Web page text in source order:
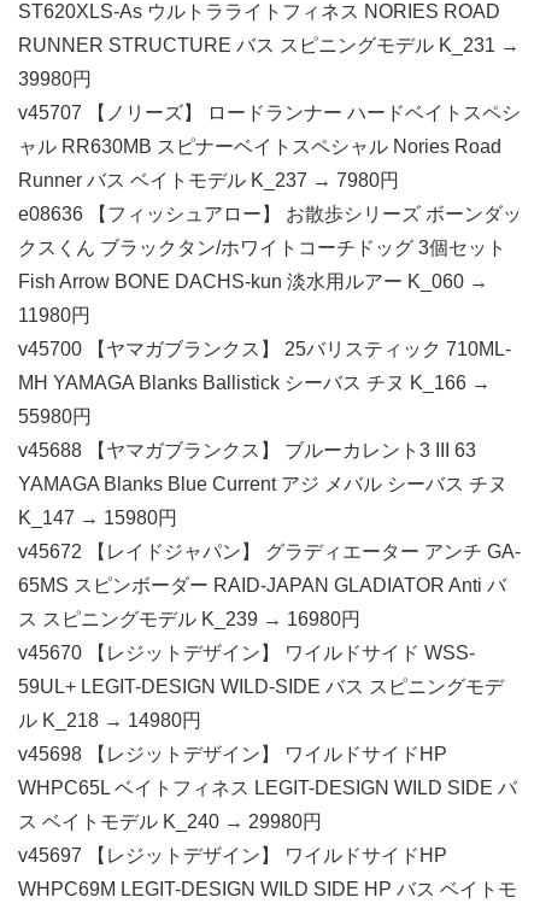
ST620XLS-As ウルトラライトフィネス NORIES ROAD
RUNNER STRUCTURE バス スピニングモデル K_231 →
39980円
v45707 【ノリーズ】 ロードランナー ハードベイトスペシ
ャル RR630MB スピナーベイトスペシャル Nories Road
Runner バス ベイトモデル K_237 → 7980円
e08636 【フィッシュアロー】 お散歩シリーズ ボーンダッ
クスくん ブラックタン/ホワイトコーチドッグ 3個セット
Fish Arrow BONE DACHS-kun 淡水用ルアー K_060 →
11980円
v45700 【ヤマガブランクス】 25バリスティック 710ML-
MH YAMAGA Blanks Ballistick シーバス チヌ K_166 →
55980円
v45688 【ヤマガブランクス】 ブルーカレント3 III 63
YAMAGA Blanks Blue Current アジ メバル シーバス チヌ
K_147 → 15980円
v45672 【レイドジャパン】 グラディエーター アンチ GA-
65MS スピンボーダー RAID-JAPAN GLADIATOR Anti バ
ス スピニングモデル K_239 → 16980円
v45670 【レジットデザイン】 ワイルドサイド WSS-
59UL+ LEGIT-DESIGN WILD-SIDE バス スピニングモデ
ル K_218 → 14980円
v45698 【レジットデザイン】 ワイルドサイドHP
WHPC65L ベイトフィネス LEGIT-DESIGN WILD SIDE バ
ス ベイトモデル K_240 → 29980円
v45697 【レジットデザイン】 ワイルドサイドHP
WHPC69M LEGIT-DESIGN WILD SIDE HP バス ベイトモ